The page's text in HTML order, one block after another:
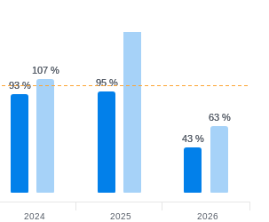
93 %
93 % 95 %
95 %
43 %
43 %
107 %
107 %
63 %
63 %
2024 2025 2026